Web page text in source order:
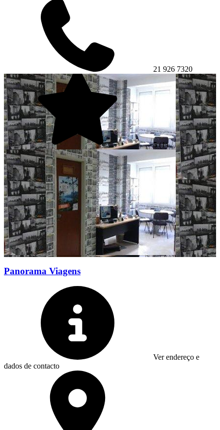
21 926 7320
5(1)
Panorama Viagens
Ver endereço e
dados de contacto